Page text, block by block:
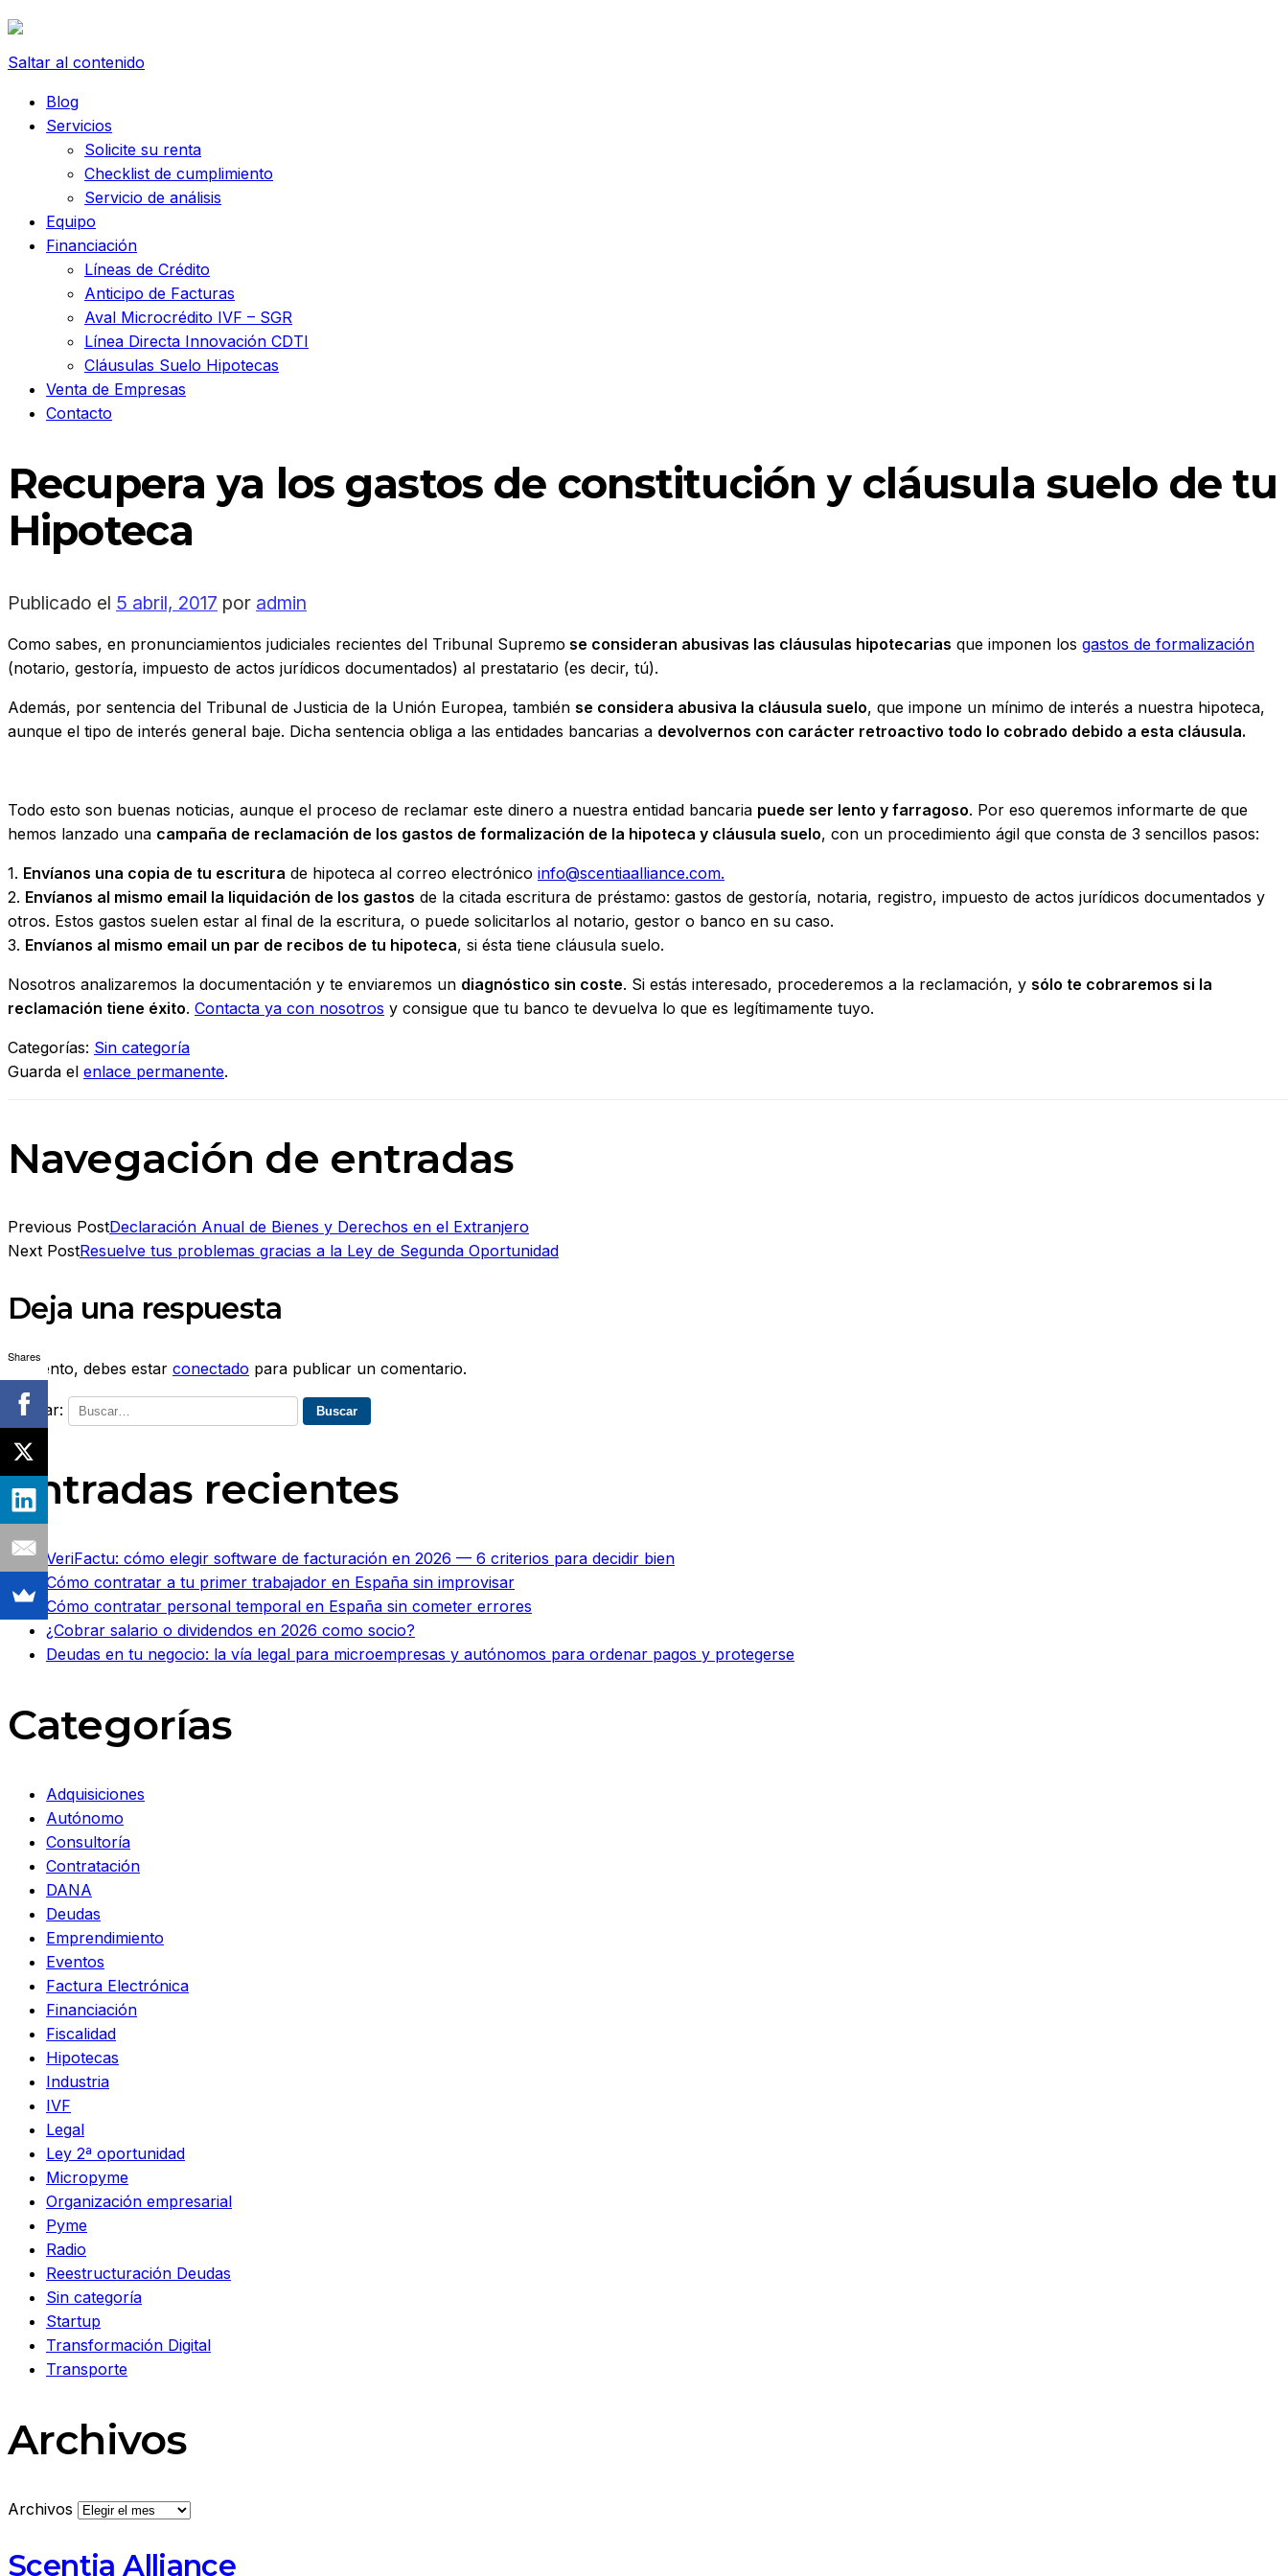
Saltar al contenido
Blog
Servicios
Solicite su renta
Checklist de cumplimiento
Servicio de análisis
Equipo
Financiación
Líneas de Crédito
Anticipo de Facturas
Aval Microcrédito IVF – SGR
Línea Directa Innovación CDTI
Cláusulas Suelo Hipotecas
Venta de Empresas
Contacto
Recupera ya los gastos de constitución y cláusula suelo de tu
Hipoteca
Publicado el 5 abril, 2017 por admin
Como sabes, en pronunciamientos judiciales recientes del Tribunal Supremo se consideran abusivas las cláusulas hipotecarias que imponen los gastos de formalización
(notario, gestoría, impuesto de actos jurídicos documentados) al prestatario (es decir, tú).
Además, por sentencia del Tribunal de Justicia de la Unión Europea, también se considera abusiva la cláusula suelo, que impone un mínimo de interés a nuestra hipoteca,
aunque el tipo de interés general baje. Dicha sentencia obliga a las entidades bancarias a devolvernos con carácter retroactivo todo lo cobrado debido a esta cláusula.
Todo esto son buenas noticias, aunque el proceso de reclamar este dinero a nuestra entidad bancaria puede ser lento y farragoso. Por eso queremos informarte de que
hemos lanzado una campaña de reclamación de los gastos de formalización de la hipoteca y cláusula suelo, con un procedimiento ágil que consta de 3 sencillos pasos:
1. Envíanos una copia de tu escritura de hipoteca al correo electrónico info@scentiaalliance.com.
2. Envíanos al mismo email la liquidación de los gastos de la citada escritura de préstamo: gastos de gestoría, notaria, registro, impuesto de actos jurídicos documentados y
otros. Estos gastos suelen estar al final de la escritura, o puede solicitarlos al notario, gestor o banco en su caso.
3. Envíanos al mismo email un par de recibos de tu hipoteca, si ésta tiene cláusula suelo.
Nosotros analizaremos la documentación y te enviaremos un diagnóstico sin coste. Si estás interesado, procederemos a la reclamación, y sólo te cobraremos si la
reclamación tiene éxito. Contacta ya con nosotros y consigue que tu banco te devuelva lo que es legítimamente tuyo.
Categorías: Sin categoría
Guarda el enlace permanente.
Navegación de entradas
Previous PostDeclaración Anual de Bienes y Derechos en el Extranjero
Next PostResuelve tus problemas gracias a la Ley de Segunda Oportunidad
Deja una respuesta
Lo siento, debes estar conectado para publicar un comentario.
Buscar:
Entradas recientes
VeriFactu: cómo elegir software de facturación en 2026 — 6 criterios para decidir bien
Cómo contratar a tu primer trabajador en España sin improvisar
Cómo contratar personal temporal en España sin cometer errores
¿Cobrar salario o dividendos en 2026 como socio?
Deudas en tu negocio: la vía legal para microempresas y autónomos para ordenar pagos y protegerse
Categorías
Adquisiciones
Autónomo
Consultoría
Contratación
DANA
Deudas
Emprendimiento
Eventos
Factura Electrónica
Financiación
Fiscalidad
Hipotecas
Industria
IVF
Legal
Ley 2ª oportunidad
Micropyme
Organización empresarial
Pyme
Radio
Reestructuración Deudas
Sin categoría
Startup
Transformación Digital
Transporte
Archivos
Archivos
Scentia Alliance
Shares